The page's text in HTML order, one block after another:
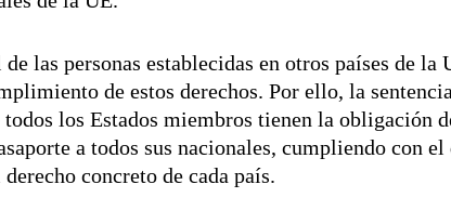
las personas establecidas en otros países de la
de estos derechos. Por ello, la
los Estados miembros tienen la obligación
a todos sus nacionales, cumpliendo con el
concreto de cada país.